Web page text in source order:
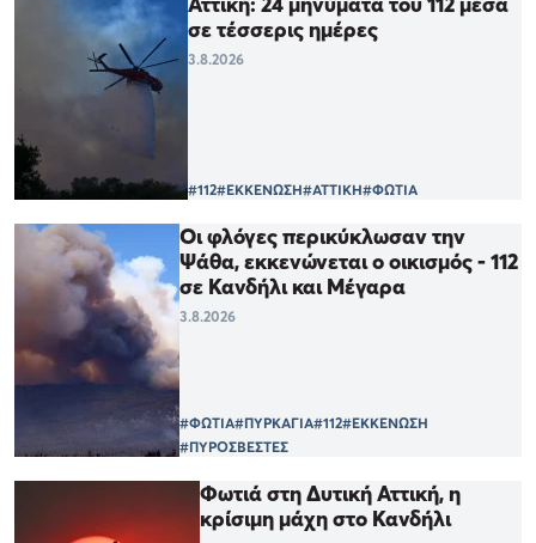
σε τέσσερις ημέρες
3.8.2026
#112#ΕΚΚΕΝΩΣΗ#ΑΤΤΙΚΗ#ΦΩΤΙΑ
Οι φλόγες περικύκλωσαν την
Ψάθα, εκκενώνεται ο οικισμός - 112
σε Κανδήλι και Μέγαρα
3.8.2026
#ΦΩΤΙΑ#ΠΥΡΚΑΓΙΑ#112#ΕΚΚΕΝΩΣΗ
#ΠΥΡΟΣΒΕΣΤΕΣ
Φωτιά στη Δυτική Αττική, η
κρίσιμη μάχη στο Κανδήλι